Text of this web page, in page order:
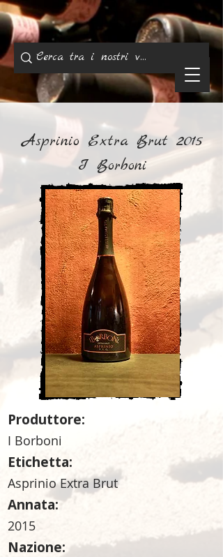
Asprinio Extra Brut 2015
I Borboni
Produttore:
I Borboni
Etichetta:
Asprinio Extra Brut
Annata:
2015
Nazione: